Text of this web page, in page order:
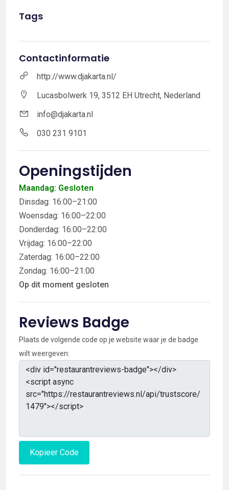
Tags
Contactinformatie
http://www.djakarta.nl/
Lucasbolwerk 19, 3512 EH Utrecht, Nederland
info@djakarta.nl
030 231 9101
Openingstijden
Maandag: Gesloten
Dinsdag: 16:00–21:00
Woensdag: 16:00–22:00
Donderdag: 16:00–22:00
Vrijdag: 16:00–22:00
Zaterdag: 16:00–22:00
Zondag: 16:00–21:00
Op dit moment gesloten
Reviews Badge
Plaats de volgende code op je website waar je de badge
wilt weergeven:
Kopieer Code